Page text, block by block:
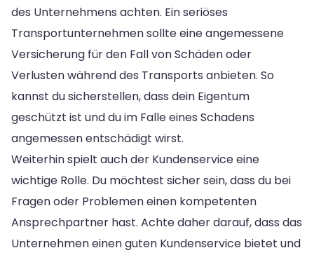
des Unternehmens achten. Ein seriöses
Transportunternehmen sollte eine angemessene
Versicherung für den Fall von Schäden oder
Verlusten während des Transports anbieten. So
kannst du sicherstellen, dass dein Eigentum
geschützt ist und du im Falle eines Schadens
angemessen entschädigt wirst.
Weiterhin spielt auch der Kundenservice eine
wichtige Rolle. Du möchtest sicher sein, dass du bei
Fragen oder Problemen einen kompetenten
Ansprechpartner hast. Achte daher darauf, dass das
Unternehmen einen guten Kundenservice bietet und